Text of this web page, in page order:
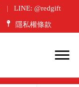
LINE: @redgift
隱私權條款